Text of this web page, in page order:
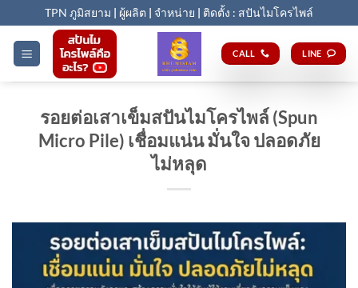
to
content
TPN ภูมิสยาม | ผู้ผลิต | จำหน่าย | ติดตั้ง : สปันไมโครไพล์
CALL LINE
รอยต่อเสาเข็มสปันไมโครไพล์ (Spun
Micro Pile) เชื่อมแน่น มั่นใจ ปลอดภัย
ไม่หลุด